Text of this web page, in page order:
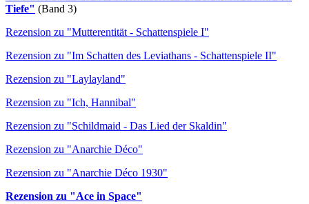
Tiefe" (Band 3)
Rezension zu "Mutterentität - Schattenspiele I"
Rezension zu "Im Schatten des Leviathans - Schattenspiele II"
Rezension zu "Laylayland"
Rezension zu "Ich, Hannibal"
Rezension zu "Schildmaid - Das Lied der Skaldin"
Rezension zu "Anarchie Déco"
Rezension zu "Anarchie Déco 1930"
Rezension zu "Ace in Space"